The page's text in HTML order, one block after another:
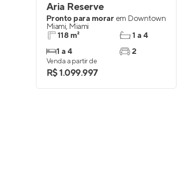
Aria Reserve
Pronto para morar em Downtown
Miami, Miami
118 m²
1 a 4
1 a 4
2
Venda a partir de
R$ 1.099.997